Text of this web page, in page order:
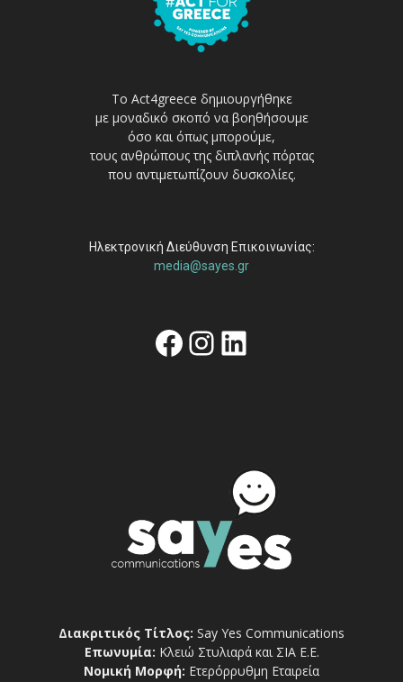
Το Act4greece δημιουργήθηκε
με μοναδικό σκοπό να βοηθήσουμε
όσο και όπως μπορούμε,
τους ανθρώπους της διπλανής πόρτας
που αντιμετωπίζουν δυσκολίες.
Ηλεκτρονική Διεύθυνση Επικοινωνίας:
media@sayes.gr
Facebook
Instagram
Linkedin
Διακριτικός Τίτλος: Say Yes Communications
Επωνυμία: Κλειώ Στυλιαρά και ΣΙΑ Ε.Ε.
Νομική Μορφή: Ετερόρρυθμη Εταιρεία